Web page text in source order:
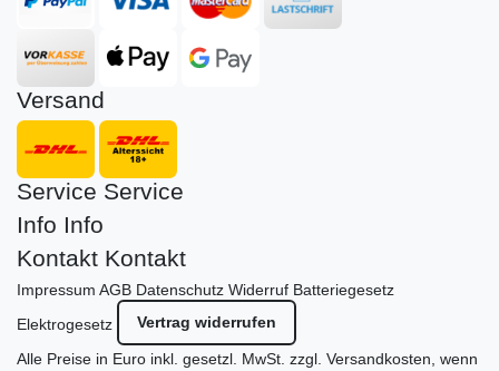
Versand
Service Service
Info Info
Kontakt Kontakt
Impressum AGB Datenschutz Widerruf Batteriegesetz
Elektrogesetz
Vertrag widerrufen
Alle Preise in Euro inkl. gesetzl. MwSt. zzgl. Versandkosten , wenn